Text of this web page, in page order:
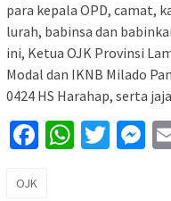
para kepala OPD, camat,
lurah, babinsa dan
ini, Ketua OJK Provinsi
Modal dan IKNB Milado
0424 HS Harahap, serta
Facebook
OJK